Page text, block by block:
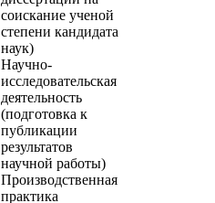
соискание ученой
степени кандидата
наук)
Научно-
исследовательская
деятельность
(подготовка к
публикации
результатов
научной работы)
Производственная
практика